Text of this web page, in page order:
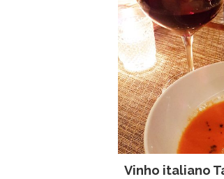
Vinho italiano